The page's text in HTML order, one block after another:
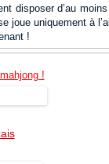
disposer d’au
joue uniquement à
!
!